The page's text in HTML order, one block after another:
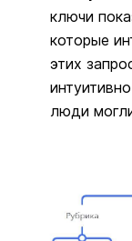
ключи
которые
этих
люди